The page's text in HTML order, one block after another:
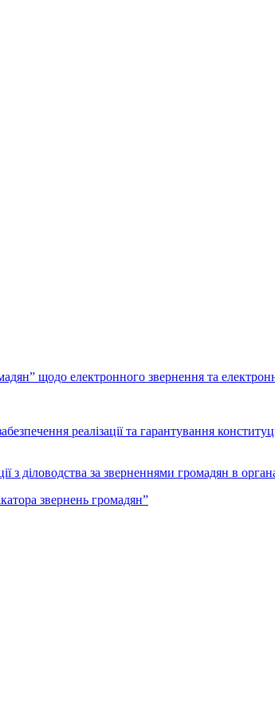
щодо електронного звернення та
реалізації та гарантування
за зверненнями громадян в
звернень громадян”